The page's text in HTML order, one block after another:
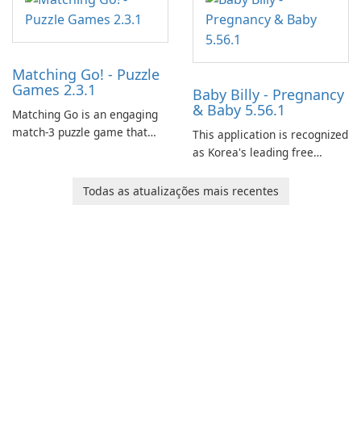
Matching Go! - Puzzle
Games 2.3.1
Matching Go is an engaging
match-3 puzzle game that
Ollie, on an adventurous
Baby Billy - Pregnancy
& Baby 5.56.1
This application is recognized
as Korea's leading free
baby tracking, offering
Todas as atualizações mais recentes